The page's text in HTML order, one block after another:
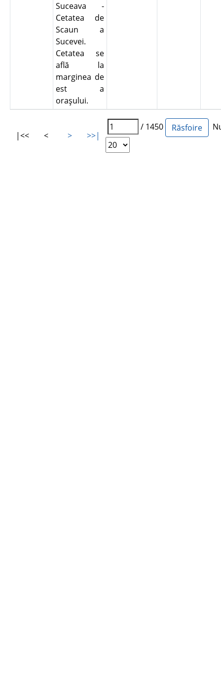
Suceava -
Cetatea de
Scaun a
Sucevei.
Cetatea se
află la
marginea de
est a
oraşului.
|<< < > >>|
/ 1450